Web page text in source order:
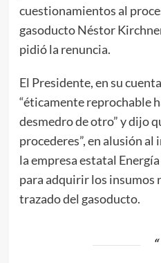
cuestionamientos al
gasoducto Néstor
pidió la renuncia.
El Presidente, en su
“éticamente reprochable
desmedro de otro” y dijo
procederes”, en alusión
la empresa estatal
para adquirir los insumos
trazado del gasoducto.